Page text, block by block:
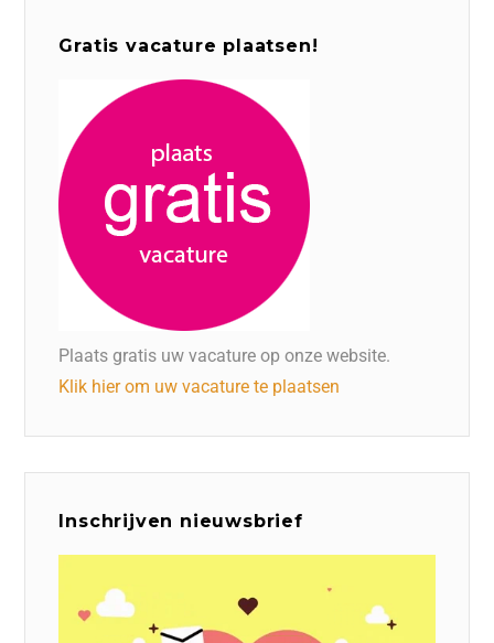
Gratis vacature plaatsen!
Plaats gratis uw vacature op onze website.
Klik hier om uw vacature te plaatsen
Inschrijven nieuwsbrief